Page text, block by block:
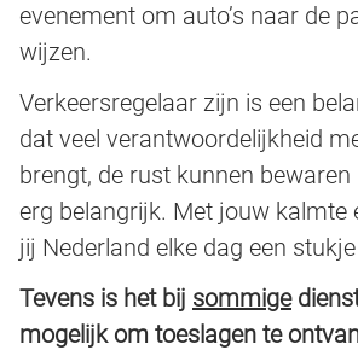
evenement om auto’s naar de
wijzen.
Verkeersregelaar zijn is een
dat veel verantwoordelijkheid
brengt, de rust kunnen
erg belangrijk. Met jouw kalmte
jij Nederland elke dag een
Tevens is het bij sommige
mogelijk om toeslagen te